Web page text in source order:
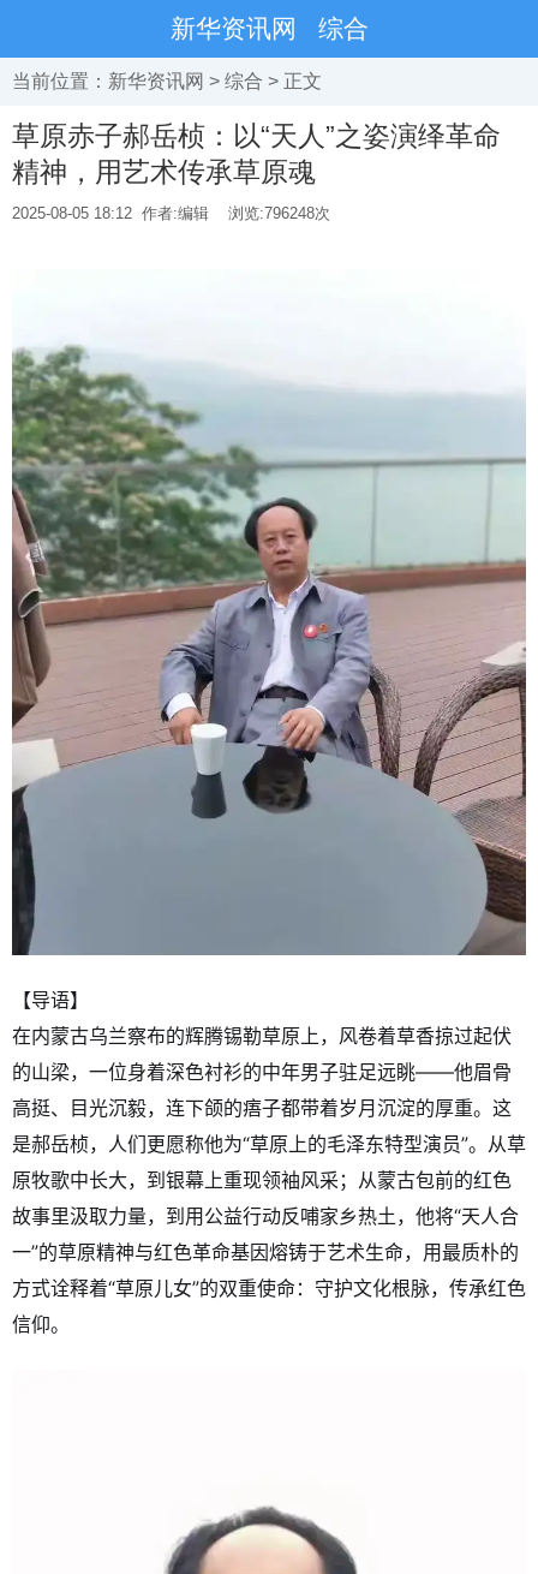
新华资讯网 综合
当前位置： 新华资讯网 > 综合 > 正文
草原赤子郝岳桢：以“天人”之姿演绎革命
精神，用艺术传承草原魂
2025-08-05 18:12 作者:编辑 浏览:796248次
【导语】
在内蒙古乌兰察布的辉腾锡勒草原上，风卷着草香掠过起伏
的山梁，一位身着深色衬衫的中年男子驻足远眺——他眉骨
高挺、目光沉毅，连下颌的痦子都带着岁月沉淀的厚重。这
是郝岳桢，人们更愿称他为“草原上的毛泽东特型演员”。从草
原牧歌中长大，到银幕上重现领袖风采；从蒙古包前的红色
故事里汲取力量，到用公益行动反哺家乡热土，他将“天人合
一”的草原精神与红色革命基因熔铸于艺术生命，用最质朴的
方式诠释着“草原儿女”的双重使命：守护文化根脉，传承红色
信仰。